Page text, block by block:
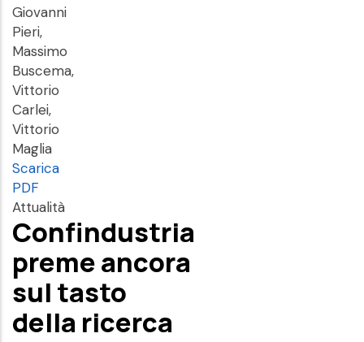
Giovanni
Pieri,
Massimo
Buscema,
Vittorio
Carlei,
Vittorio
Maglia
Scarica
PDF
Attualità
Confindustria
preme ancora
sul tasto
della ricerca